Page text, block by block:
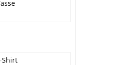
Shirt